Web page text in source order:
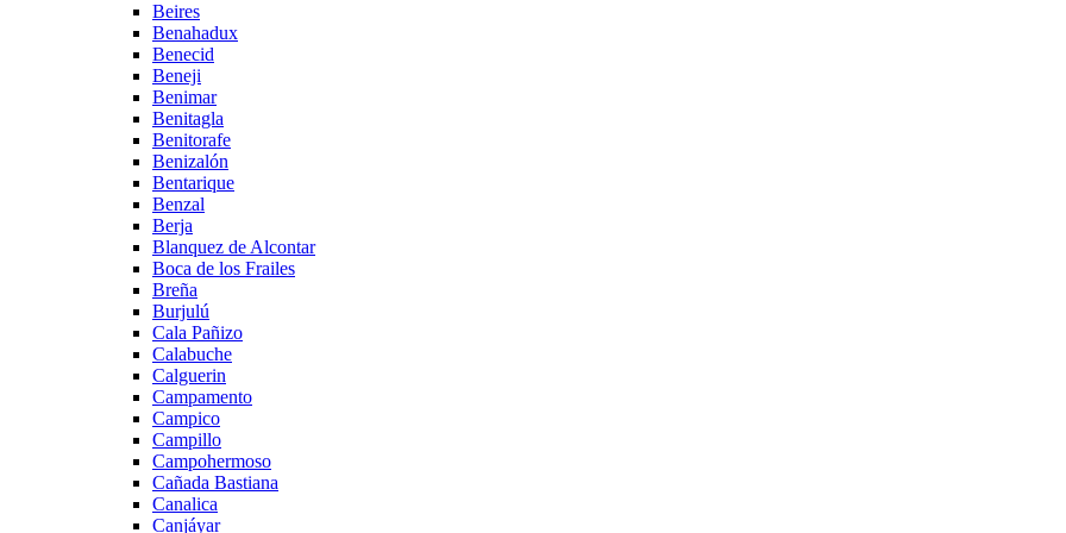
Beires
Benahadux
Benecid
Beneji
Benimar
Benitagla
Benitorafe
Benizalón
Bentarique
Benzal
Berja
Blanquez de Alcontar
Boca de los Frailes
Breña
Burjulú
Cala Pañizo
Calabuche
Calguerin
Campamento
Campico
Campillo
Campohermoso
Cañada Bastiana
Canalica
Canjáyar